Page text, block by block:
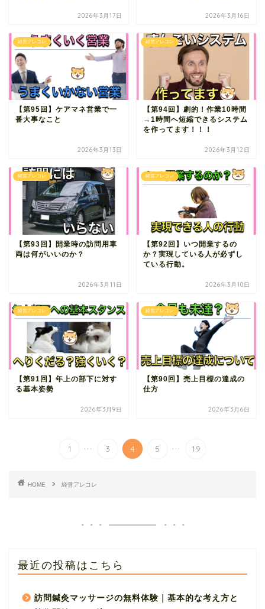
2026年3月17日 2026年3月16日
経営アレコレ
【第95回】ケアマネ営業で一
番大事なこと
2026年3月13日
経営アレコレ
【第94回】劇的！作業10時間
→1時間へ短縮できるシステム
を作ってます！！！
2026年3月12日
経営アレコレ
【第93回】開業時の訪問用車
両は何がいいのか？
2026年3月11日
経営アレコレ
【第92回】いつ開業するの
か？実現している人が必ずし
ている行動。
2026年3月10日
経営アレコレ
【第91回】年上の部下に対す
る基本姿勢
2026年3月9日
経営アレコレ
【第90回】売上目標の達成の
仕方
2026年3月6日
1 ... 3 4 5 ... 19
HOME 経営アレコレ
最近の投稿はこちら
訪問鍼灸マッサージの無料体験｜基本的な考え方と